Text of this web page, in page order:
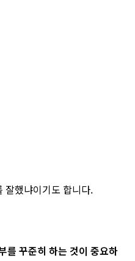
잘했냐이기도 합니다.
를 꾸준히 하는 것이 중요하